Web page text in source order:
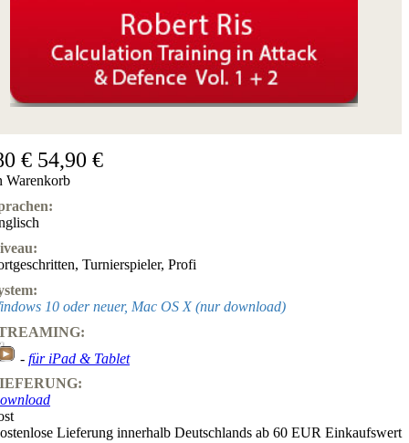
€ 54,90 €
Warenkorb
, Turnierspieler, Profi
10 oder neuer, Mac OS X (nur download)
- für iPad & Tablet
Lieferung innerhalb Deutschlands ab 60 EUR Einkaufswert